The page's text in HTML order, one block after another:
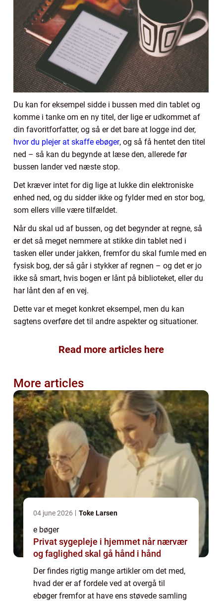
Du kan for eksempel sidde i bussen med din tablet og
komme i tanke om en ny titel, der lige er udkommet af
din favoritforfatter, og så er det bare at logge ind der,
hvor du plejer at skaffe ebøger, og så få hentet den titel
ned – så kan du begynde at læse den, allerede før
bussen lander ved næste stop.
Det kræver intet for dig lige at lukke din elektroniske
enhed ned, og du sidder ikke og fylder med en stor bog,
som ellers ville være tilfældet.
Når du skal ud af bussen, og det begynder at regne, så
er det så meget nemmere at stikke din tablet ned i
tasken eller under jakken, fremfor du skal fumle med en
fysisk bog, der så går i stykker af regnen – og det er jo
ikke så smart, hvis bogen er lånt på biblioteket, eller du
har lånt den af en vej.
Dette var et meget konkret eksempel, men du kan
sagtens overføre det til andre aspekter og situationer.
Read more articles here
More articles
04 june 2026 Toke Larsen
e bøger
Privat sygepleje i hjemmet når nærvær
og faglighed skal gå hånd i hånd
Der findes rigtig mange artikler om det med,
hvad der er af fordele ved at overgå til
ebøger fremfor at have ens støvede samling